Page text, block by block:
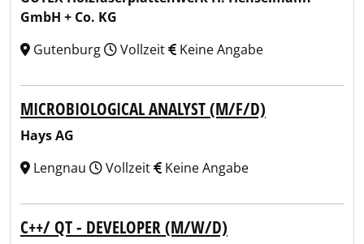
GmbH + Co. KG
Gutenburg
Vollzeit Keine Angabe
MICROBIOLOGICAL ANALYST (M/F/D)
Hays AG
Lengnau
Vollzeit Keine Angabe
C++/ QT - DEVELOPER (M/W/D)